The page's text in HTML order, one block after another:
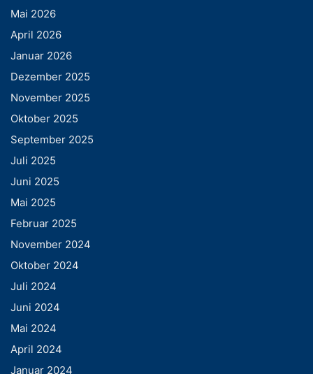
Mai 2026
April 2026
Januar 2026
Dezember 2025
November 2025
Oktober 2025
September 2025
Juli 2025
Juni 2025
Mai 2025
Februar 2025
November 2024
Oktober 2024
Juli 2024
Juni 2024
Mai 2024
April 2024
Januar 2024